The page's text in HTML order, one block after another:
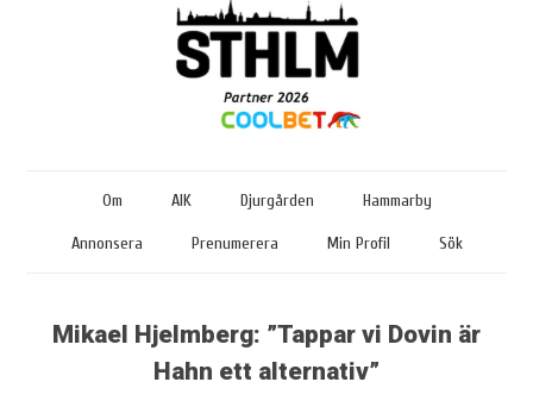
Om AIK Djurgården Hammarby
Annonsera Prenumerera Min Profil Sök
Mikael Hjelmberg: ”Tappar vi Dovin är
Hahn ett alternativ”